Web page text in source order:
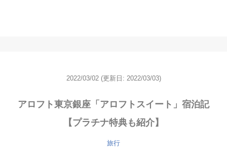
2022/03/02 (更新日: 2022/03/03)
アロフト東京銀座「アロフトスイート」宿泊記
【プラチナ特典も紹介】
旅行